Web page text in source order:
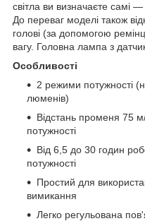
світла ви визначаєте самі
До переваг моделі також
голові (за допомогою
вагу. Головна лампа з
Особливості
2 режими потужності
люменів)
Відстань променя 75
потужності
Від 6,5 до 30 годин
потужності
Простий для
вимикання
Легко регульована